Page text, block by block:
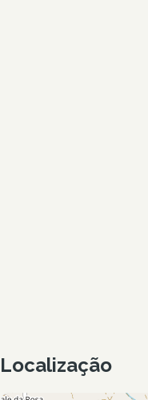
Localização